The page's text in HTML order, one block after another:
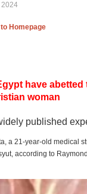
2024
have
woman
published
a 21-year-old medical
according to